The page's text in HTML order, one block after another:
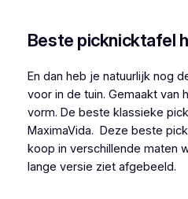
Beste picknicktafel
En dan heb je natuurlijk nog
voor in de tuin. Gemaakt van
vorm. De beste klassieke
MaximaVida. Deze beste
koop in verschillende maten
lange versie ziet afgebeeld.